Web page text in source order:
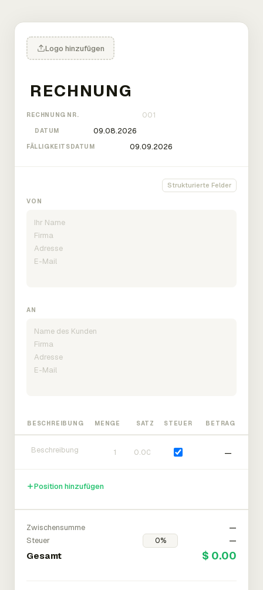
Logo hinzufügen
RECHNUNG NR.
DATUM
FÄLLIGKEITSDATUM
Strukturierte Felder
VON
AN
BESCHREIBUNG MENGE SATZ STEUER BETRAG
—
Position hinzufügen
Zwischensumme
—
Steuer
—
Gesamt $ 0.00